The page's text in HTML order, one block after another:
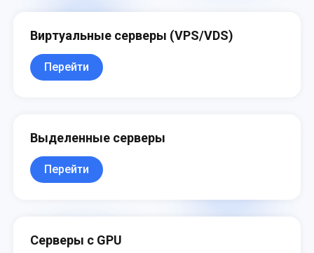
Виртуальные серверы (VPS/VDS)
Перейти
Выделенные серверы
Перейти
Серверы с GPU